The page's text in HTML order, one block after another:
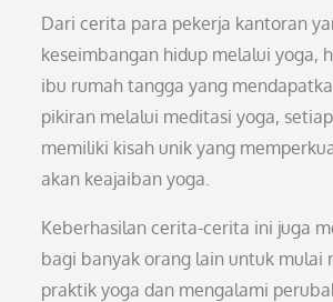
Dari cerita para pekerja kantoran
keseimbangan hidup melalui yoga,
ibu rumah tangga yang
pikiran melalui meditasi yoga,
memiliki kisah unik yang
akan keajaiban yoga.
Keberhasilan cerita-cerita ini juga
bagi banyak orang lain untuk mulai
praktik yoga dan mengalami